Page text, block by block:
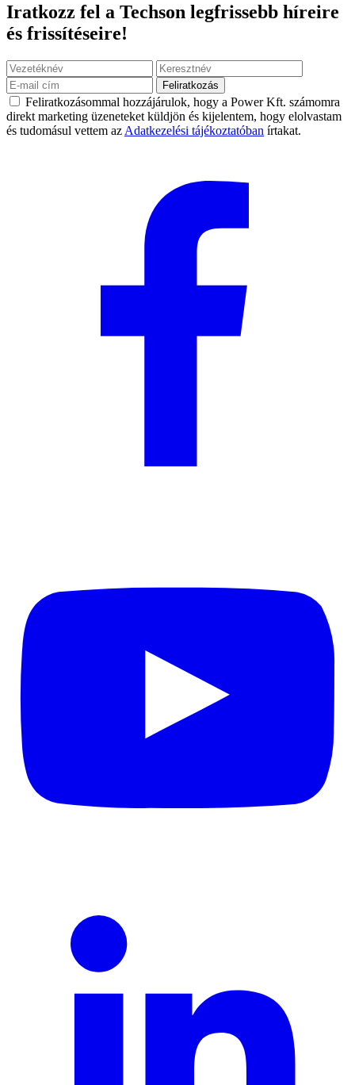
Iratkozz fel a Techson legfrissebb híreire
és frissítéseire!
Feliratkozás
Feliratkozásommal hozzájárulok, hogy a Power Kft. számomra
direkt marketing üzeneteket küldjön és kijelentem, hogy elolvastam
és tudomásul vettem az Adatkezelési tájékoztatóban írtakat.